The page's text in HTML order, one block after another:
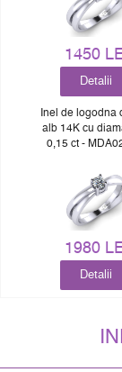
1450
Detalii
Inel de logodna
alb 14K cu
0,15 ct -
1980
Detalii